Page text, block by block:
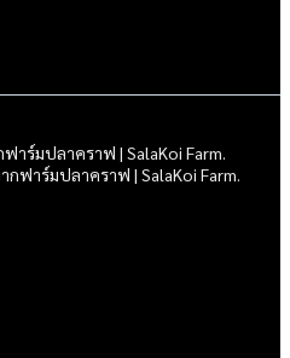
าร์มปลาคราฟ | SalaKoi Farm.
ฟาร์มปลาคราฟ | SalaKoi Farm.